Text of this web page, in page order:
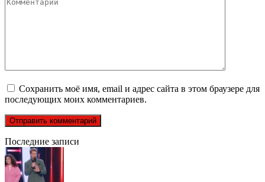
Сохранить моё имя, email и адрес сайта в этом браузере для
последующих моих комментариев.
Последние записи